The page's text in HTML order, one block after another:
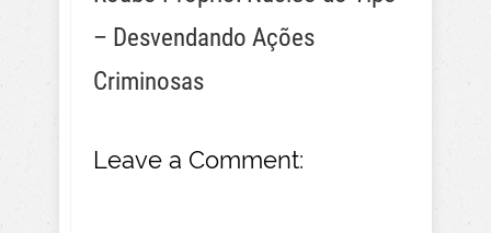
– Desvendando Ações
Criminosas
Leave a Comment: